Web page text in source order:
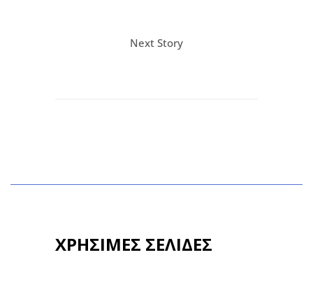
Next Story
ΧΡΗΣΙΜΕΣ ΣΕΛΙΔΕΣ